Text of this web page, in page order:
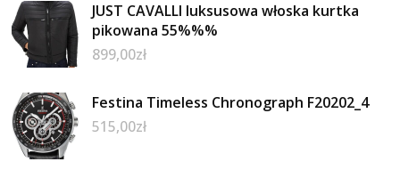
JUST CAVALLI luksusowa włoska kurtka
pikowana 55%%%
899,00zł
Festina Timeless Chronograph F20202_4
515,00zł